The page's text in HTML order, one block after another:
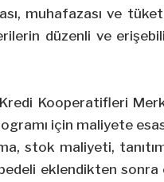
muhafazası ve
düzenli ve
Kooperatifleri
için maliyete
stok maliyeti,
eklendikten